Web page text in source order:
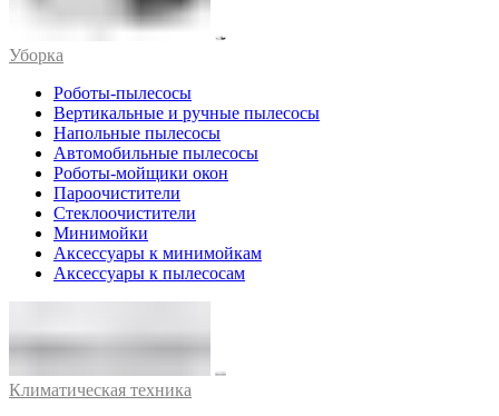
Уборка
Роботы-пылесосы
Вертикальные и ручные пылесосы
Напольные пылесосы
Автомобильные пылесосы
Роботы-мойщики окон
Пароочистители
Стеклоочистители
Минимойки
Аксессуары к минимойкам
Аксессуары к пылесосам
Климатическая техника